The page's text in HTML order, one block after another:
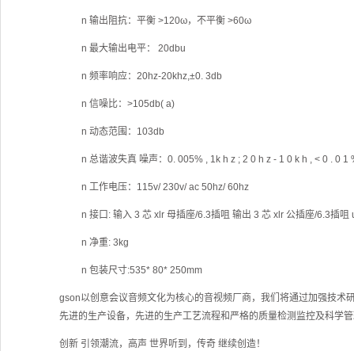
n 输出阻抗：平衡 >120ω，不平衡 >60ω
n 最大输出电平： 20dbu
n 频率响应：20hz-20khz,±0. 3db
n 信噪比：>105db( a)
n 动态范围：103db
n 总谐波失真 噪声：0. 005% , 1k h z ; 2 0 h z - 1 0 k h , < 0 . 0 1
n 工作电压：115v/ 230v/ ac 50hz/ 60hz
n 接口: 输入 3 芯 xlr 母插座/6.3插咀 输出 3 芯 xlr 公插座/6.3插
n 净重: 3kg
n 包装尺寸:535* 80* 250mm
gson以创意会议音频文化为核心的音视频厂商，我们将通过加强技
先进的生产设备，先进的生产工艺流程和严格的质量检测监控及科学
创新 引领潮流，高声 世界听到，传奇 继续创造！